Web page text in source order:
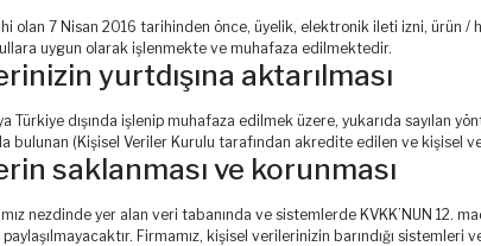
olan 7 Nisan 2016 tarihinden önce, üyelik, elektronik ileti izni,
uygun olarak işlenmekte ve muhafaza edilmektedir.
yurtdışına aktarılması
Türkiye dışında işlenip muhafaza edilmek üzere, yukarıda sayılan
bulunan (Kişisel Veriler Kurulu tarafından akredite edilen ve kişisel
saklanması ve korunması
nezdinde yer alan veri tabanında ve sistemlerde KVKK’NUN
Firmamız, kişisel verilerinizin barındığı